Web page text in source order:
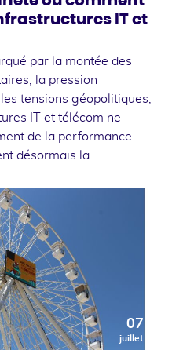
IT et
par la montée des
la pression
tensions géopolitiques,
IT et télécom ne
de la performance
désormais la …
07
juillet